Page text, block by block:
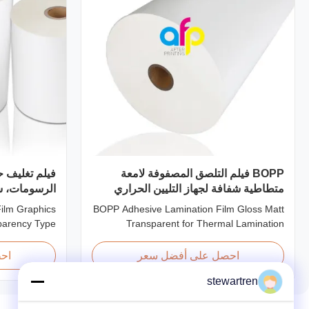
BOPP فيلم التلصق المصفوفة لامعة
متطاطية شفافة لجهاز التليين الحراري
BOPP Adhesive Lamination Film Gloss Matt
Transparent for Thermal Lamination
Lamination Film (gloss & matt) used on
transparent stretch printing film offers
excellent performance characteristics for
احصل على أفضل سعر
فيلم تغليف
الرسومات،
Graphics
Type
for printing
enhances
stewartren